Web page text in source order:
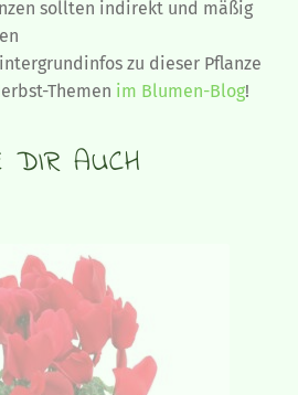
sollten indirekt und mäßig
zu dieser Pflanze
Themen im Blumen-Blog!
AUCH